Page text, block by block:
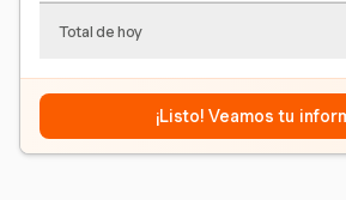
Total de hoy
¡Listo! Veamos tu